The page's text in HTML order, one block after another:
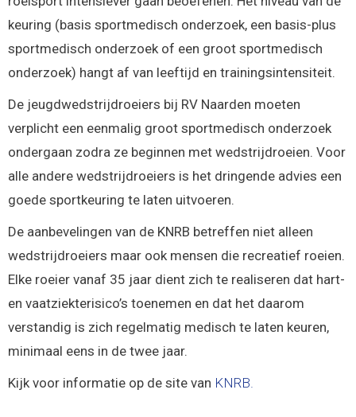
keuring (basis sportmedisch onderzoek, een basis-plus
sportmedisch onderzoek of een groot sportmedisch
onderzoek) hangt af van leeftijd en trainingsintensiteit.
De jeugdwedstrijdroeiers bij RV Naarden moeten
verplicht een eenmalig groot sportmedisch onderzoek
ondergaan zodra ze beginnen met wedstrijdroeien. Voor
alle andere wedstrijdroeiers is het dringende advies een
goede sportkeuring te laten uitvoeren.
De aanbevelingen van de KNRB betreffen niet alleen
wedstrijdroeiers maar ook mensen die recreatief roeien.
Elke roeier vanaf 35 jaar dient zich te realiseren dat hart-
en vaatziekterisico’s toenemen en dat het daarom
verstandig is zich regelmatig medisch te laten keuren,
minimaal eens in de twee jaar.
Kijk voor informatie op de site van KNRB.